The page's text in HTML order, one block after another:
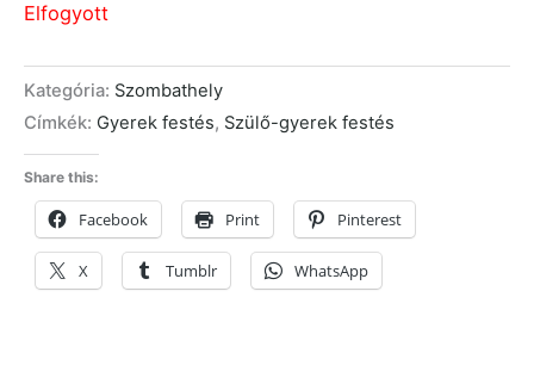
Elfogyott
Kategória: Szombathely
Címkék: Gyerek festés, Szülő-gyerek festés
Share this:
Facebook Print Pinterest
X Tumblr WhatsApp